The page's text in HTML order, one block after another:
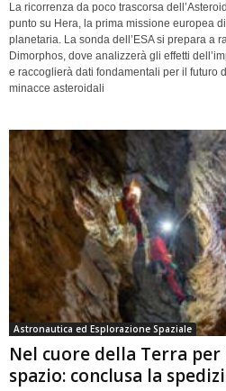
La ricorrenza da poco trascorsa
punto su Hera, la prima missione europea
planetaria. La sonda dell’ESA si prepara a
Dimorphos, dove analizzerà gli effetti
e raccoglierà dati fondamentali per il futuro
minacce asteroidali
Astronautica ed Esplorazione Spaziale
Nel cuore della Terra
spazio: conclusa la